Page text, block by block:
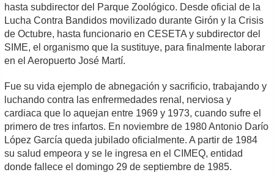
hasta subdirector del Parque Zoológico. Desde oficial de la
Lucha Contra Bandidos movilizado durante Girón y la Crisis
de Octubre, hasta funcionario en CESETA y subdirector del
SIME, el organismo que la sustituye, para finalmente laborar
en el Aeropuerto José Martí.
Fue su vida ejemplo de abnegación y sacrificio, trabajando y
luchando contra las enfrermedades renal, nerviosa y
cardiaca que lo aquejan entre 1969 y 1973, cuando sufre el
primero de tres infartos. En noviembre de 1980 Antonio Darío
López García queda jubilado oficialmente. A partir de 1984
su salud empeora y se le ingresa en el CIMEQ, entidad
donde fallece el domingo 29 de septiembre de 1985.